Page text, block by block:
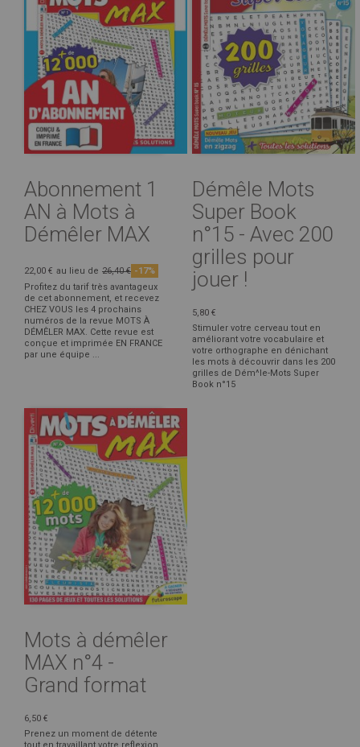
Abonnement 1
AN à Mots à
Démêler MAX
22,00 € au lieu de 26,40 € -17%
Profitez du tarif très avantageux
de cet abonnement, et recevez
CHEZ VOUS les 4 prochains
numéros de la revue MOTS À
DÉMÊLER MAX. Cette revue est
conçue et imprimée EN FRANCE
par une équipe ...
Démêle Mots
Super Book
n°15 - Avec 200
grilles pour
jouer !
5,80 €
Stimuler votre cerveau tout en
améliorant votre vocabulaire et
votre orthographe en dénichant
les mots à découvrir dans les 200
grilles de Dém^le-Mots Super
Book n°15
Mots à démêler
MAX n°4 -
Grand format
6,50 €
Prenez un moment de détente